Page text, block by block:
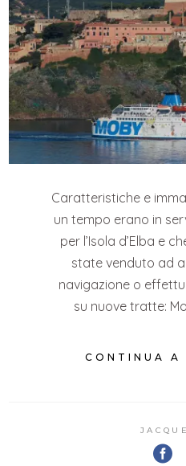
Caratteristiche e
un tempo erano in
per l’Isola d’Elba e
state venduto ad
navigazione o
su nuove tratte:
CONTINUA A